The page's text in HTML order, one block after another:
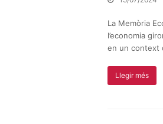
La Memòria
l’economia
en un context
Llegir més